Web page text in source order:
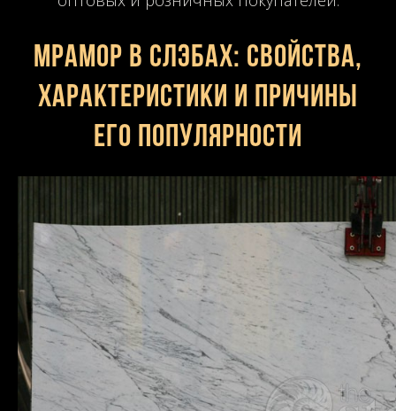
Мрамор в слэбах: свойства,
характеристики и причины
его популярности